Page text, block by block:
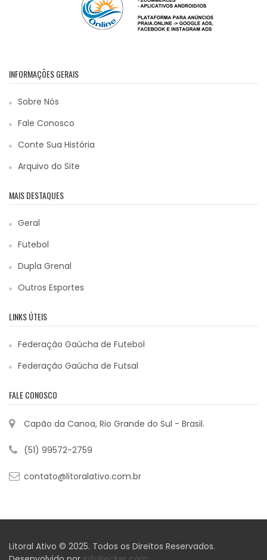
INFORMAÇÕES GERAIS
Sobre Nós
Fale Conosco
Conte Sua História
Arquivo do Site
MAIS DESTAQUES
Geral
Futebol
Dupla Grenal
Outros Esportes
LINKS ÚTEIS
Federação Gaúcha de Futebol
Federação Gaúcha de Futsal
FALE CONOSCO
Capão da Canoa, Rio Grande do Sul - Brasil.
(51) 99572-2759
contato@litoralativo.com.br
Litoral Ativo © 2025. Todos os Direitos Reservados.